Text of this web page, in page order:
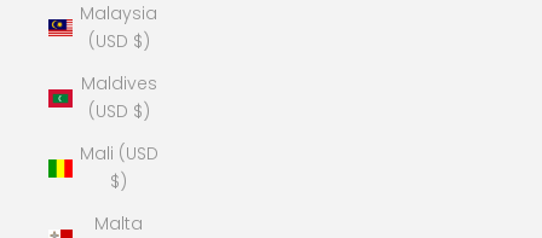
Malaysia
(USD $)
Maldives
(USD $)
Mali (USD
$)
Malta